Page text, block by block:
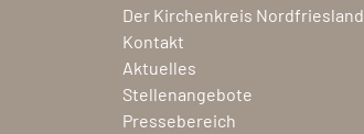
Der Kirchenkreis Nordfriesland
Kontakt
Aktuelles
Stellenangebote
Pressebereich